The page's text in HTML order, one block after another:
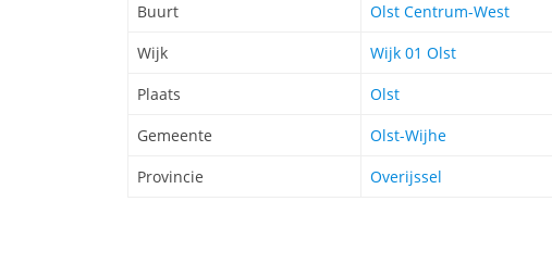
Buurt
Olst Centrum-West
Wijk
Wijk 01 Olst
Plaats
Olst
Gemeente
Olst-Wijhe
Provincie
Overijssel